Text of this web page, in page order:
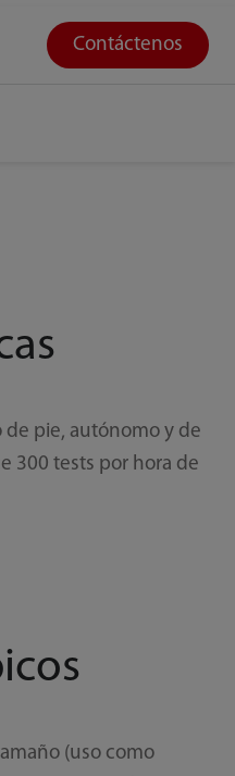
Contáctenos
pie, autónomo y de
300 tests por hora de
(uso como